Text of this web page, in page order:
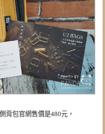
背包官網售價是480元，